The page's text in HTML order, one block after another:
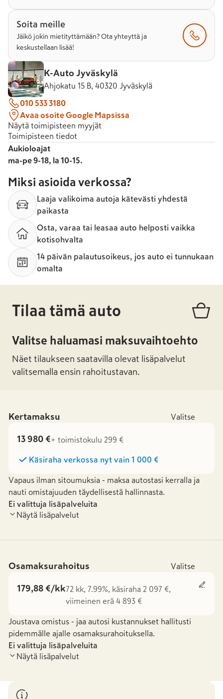
Soita meille
Jäikö jokin mietityttämään? Ota yhteyttä ja
keskustellaan lisää!
K-Auto Jyväskylä
Ahjokatu 15 B, 40320 Jyväskylä
010 533 3180
Avaa osoite Google Mapsissa
Näytä toimipisteen myyjät
Toimipisteen tiedot
Aukioloajat
ma-pe 9-18, la 10-15.
Miksi asioida verkossa?
Laaja valikoima autoja kätevästi yhdestä
paikasta
Osta, varaa tai leasaa auto helposti vaikka
kotisohvalta
14 päivän palautusoikeus, jos auto ei tunnukaan
omalta
Tilaa tämä auto
Valitse haluamasi maksuvaihtoehto
Näet tilaukseen saatavilla olevat lisäpalvelut
valitsemalla ensin rahoitustavan.
Kertamaksu Valitse
13 980 €+ toimistokulu 299 €
Käsiraha verkossa nyt vain 1 000 €
Vapaus ilman sitoumuksia - maksa autostasi kerralla ja
nauti omistajuuden täydellisestä hallinnasta.
Ei valittuja lisäpalveluita
Näytä lisäpalvelut
Osamaksurahoitus Valitse
179,88 €/kk72 kk, 7.99%, käsiraha 2 097 €,
viimeinen erä 4 893 €
Joustava omistus - jaa autosi kustannukset hallitusti
pidemmälle ajalle osamaksurahoituksella.
Ei valittuja lisäpalveluita
Näytä lisäpalvelut